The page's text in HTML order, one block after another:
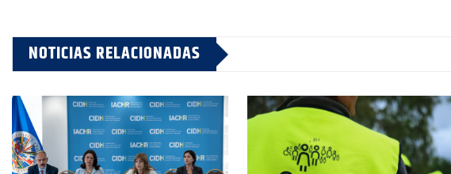
NOTICIAS RELACIONADAS